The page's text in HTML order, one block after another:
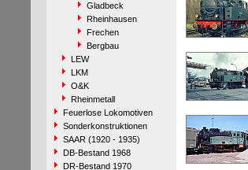
Gladbeck
Rheinhausen
Frechen
Bergbau
LEW
LKM
O&K
Rheinmetall
Feuerlose Lokomotiven
Sonderkonstruktionen
SAAR (1920 - 1935)
DB-Bestand 1968
DR-Bestand 1970